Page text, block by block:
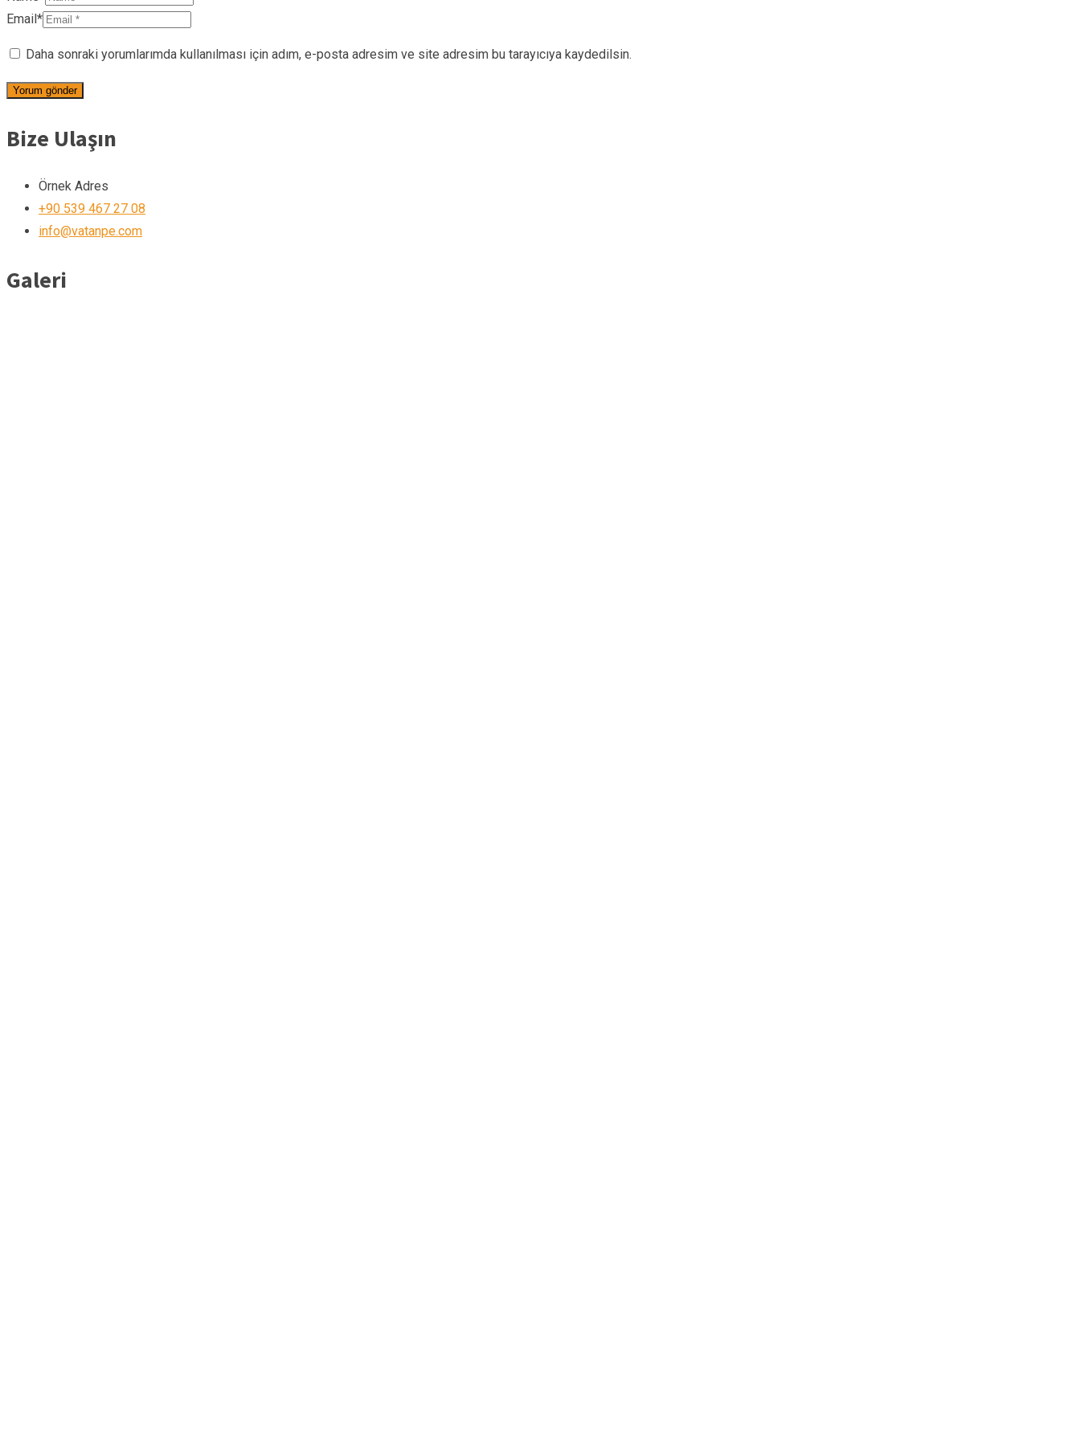
Email*
Daha sonraki yorumlarımda kullanılması için adım, e-posta adresim ve site adresim bu tarayıcıya kaydedilsin.
Bize Ulaşın
Örnek Adres
+90 539 467 27 08
info@vatanpe.com
Galeri